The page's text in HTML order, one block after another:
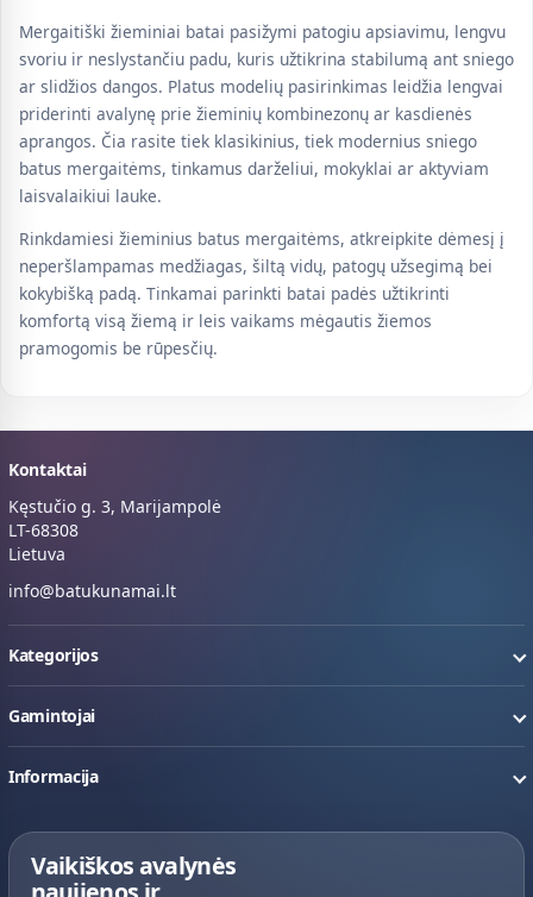
Mergaitiški žieminiai batai pasižymi patogiu apsiavimu, lengvu
svoriu ir neslystančiu padu, kuris užtikrina stabilumą ant sniego
ar slidžios dangos. Platus modelių pasirinkimas leidžia lengvai
priderinti avalynę prie žieminių kombinezonų ar kasdienės
aprangos. Čia rasite tiek klasikinius, tiek modernius sniego
batus mergaitėms, tinkamus darželiui, mokyklai ar aktyviam
laisvalaikiui lauke.
Rinkdamiesi žieminius batus mergaitėms, atkreipkite dėmesį į
neperšlampamas medžiagas, šiltą vidų, patogų užsegimą bei
kokybišką padą. Tinkamai parinkti batai padės užtikrinti
komfortą visą žiemą ir leis vaikams mėgautis žiemos
pramogomis be rūpesčių.
Kontaktai
Kęstučio g. 3, Marijampolė
LT-68308
Lietuva
info@batukunamai.lt
Kategorijos
Gamintojai
Informacija
Vaikiškos avalynės